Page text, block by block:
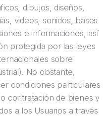
dibujos, diseños,
videos, sonidos, bases
e informaciones, así
protegida por las leyes
sobre
No obstante,
condiciones particulares
contratación de bienes y
a los Usuarios a través